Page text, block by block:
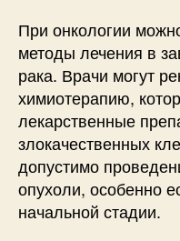
При онкологии
методы лечения в
рака. Врачи могут
химиотерапию,
лекарственные
злокачественных
допустимо
опухоли, особенно
начальной стадии.